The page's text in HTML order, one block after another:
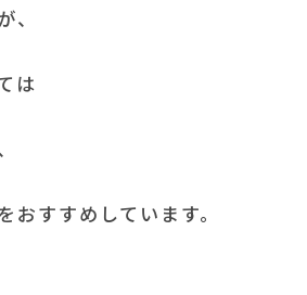
、
は
おすすめしています。